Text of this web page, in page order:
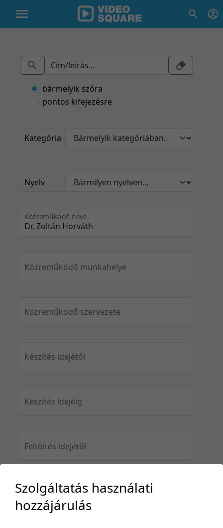
bármelyik szóra
pontos kifejezésre
Kategória
Nyelv
Közreműködő neve
Közreműködő munkahelye
Közreműködő szervezete
Készítés idejétől
Készítés idejéig
Feltöltés idejétől
Feltöltés idejéig
Szolgáltatás használati
hozzájárulás